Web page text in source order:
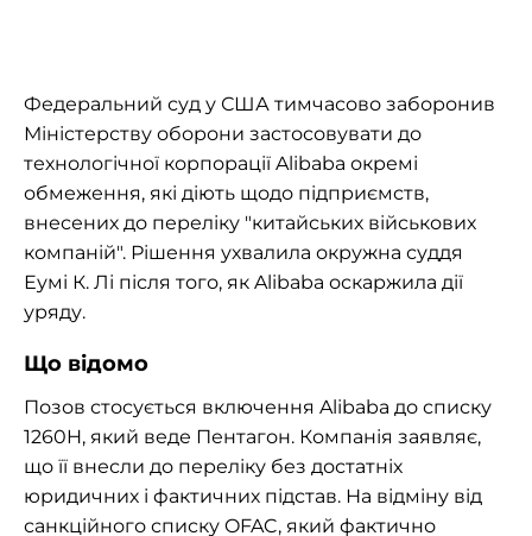
Федеральний суд у США тимчасово заборонив
Міністерству оборони застосовувати до
технологічної корпорації Alibaba окремі
обмеження, які діють щодо підприємств,
внесених до переліку "китайських військових
компаній". Рішення ухвалила окружна суддя
Еумі К. Лі після того, як Alibaba оскаржила дії
уряду.
Що відомо
Позов стосується включення Alibaba до списку
1260H, який веде Пентагон. Компанія заявляє,
що її внесли до переліку без достатніх
юридичних і фактичних підстав. На відміну від
санкційного списку OFAC, який фактично